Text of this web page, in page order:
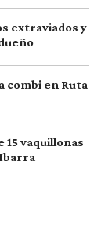
extraviados y
combi en Ruta
vaquillonas